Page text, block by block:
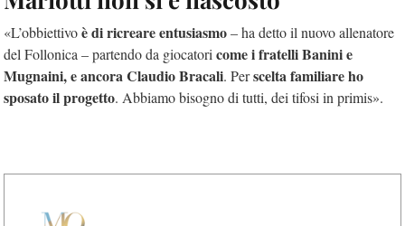
«L’obbiettivoè di ricreare entusiasmo– ha detto il nuovo allenatore
del Follonica – partendo da giocatoricome i fratelli Banini e
Mugnaini, e ancora Claudio Bracali. Perscelta familiare ho
sposato il progetto. Abbiamo bisogno di tutti, dei tifosi in primis».